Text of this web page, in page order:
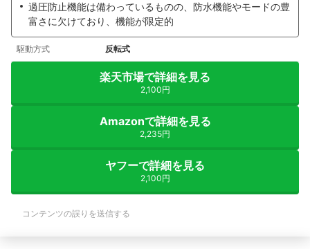
過圧防止機能は備わっているものの、防水機能やモードの豊
富さに欠けており、機能が限定的
駆動方式 反転式
楽天市場で詳細を見る
2,100円
Amazonで詳細を見る
2,235円
ヤフーで詳細を見る
2,100円
コンテンツの誤りを送信する